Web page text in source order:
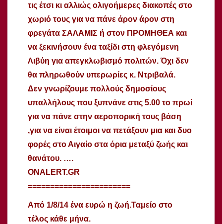
τις έτσι κι αλλιώς ολιγοήμερες διακοπές στο
χωριό τους για να πάνε άρον άρον στη
φρεγάτα ΣΑΛΑΜΙΣ ή στον ΠΡΟΜΗΘΕΑ και
να ξεκινήσουν ένα ταξίδι στη φλεγόμενη
Λιβύη για απεγκλωβισμό πολιτών. Όχι δεν
θα πληρωθούν υπερωρίες κ. Ντριβαλά.
Δεν γνωρίζουμε πολλούς δημοσίους
υπαλλήλους που ξυπνάνε στις 5.00 το πρωί
για να πάνε στην αεροπορική τους βάση
,για να είναι έτοιμοι να πετάξουν μια και δυο
φορές στο Αιγαίο στα όρια μεταξύ ζωής και
θανάτου. ….
ONALERT.GR
=======================
Από 1/8/14 ένα ευρώ η ζωή.Ταμείο στο
τέλος κάθε μήνα.